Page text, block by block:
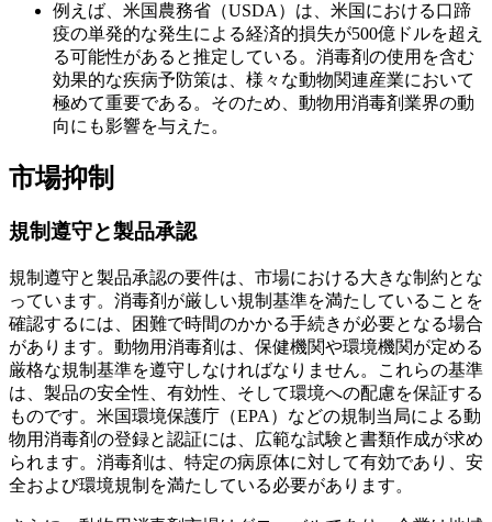
例えば、米国農務省（USDA）は、米国における口蹄
疫の単発的な発生による経済的損失が500億ドルを超え
る可能性があると推定している。消毒剤の使用を含む
効果的な疾病予防策は、様々な動物関連産業において
極めて重要である。そのため、動物用消毒剤業界の動
向にも影響を与えた。
市場抑制
規制遵守と製品承認
規制遵守と製品承認の要件は、市場における大きな制約とな
っています。消毒剤が厳しい規制基準を満たしていることを
確認するには、困難で時間のかかる手続きが必要となる場合
があります。動物用消毒剤は、保健機関や環境機関が定める
厳格な規制基準を遵守しなければなりません。これらの基準
は、製品の安全性、有効性、そして環境への配慮を保証する
ものです。米国環境保護庁（EPA）などの規制当局による動
物用消毒剤の登録と認証には、広範な試験と書類作成が求め
られます。消毒剤は、特定の病原体に対して有効であり、安
全および環境規制を満たしている必要があります。